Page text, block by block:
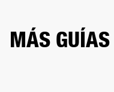
MÁS GUÍAS